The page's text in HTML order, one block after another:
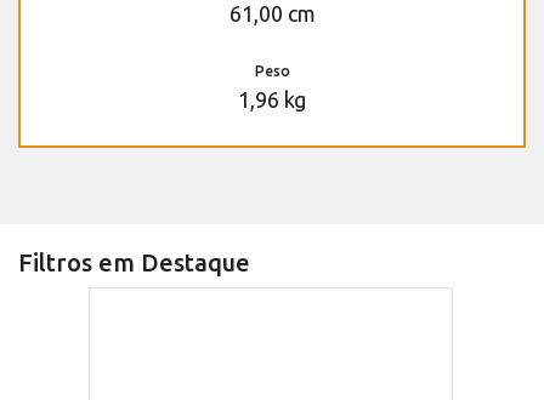
61,00 cm
Peso
1,96 kg
Filtros em Destaque